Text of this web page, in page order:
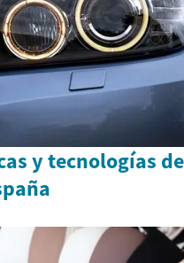
y tecnologías de